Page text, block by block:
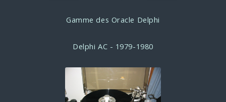
Gamme des Oracle Delphi
Delphi AC - 1979-1980